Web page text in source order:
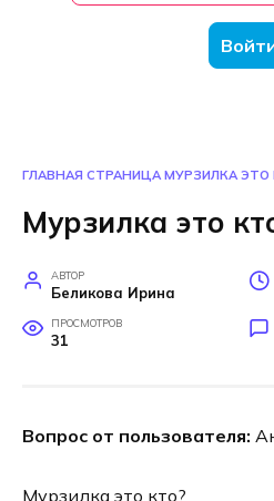
ГЛАВНАЯ СТРАНИЦА МУРЗИЛКА ЭТО
Мурзилка это
АВТОР
Беликова Ирина
ПРОСМОТРОВ
31
Вопрос от пользователя:
Мурзилка это кто?